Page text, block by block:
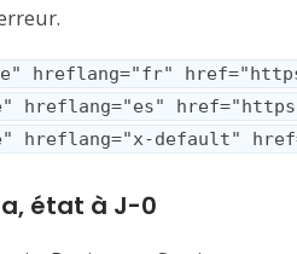
hreflang="fr"
hreflang="es"
hreflang="x-default"
état à J-0